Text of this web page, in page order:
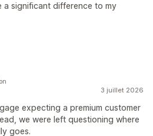
a significant difference to my
3 juillet 2026
expecting a premium customer
we were left questioning where
goes.